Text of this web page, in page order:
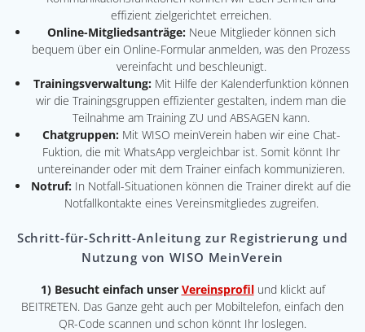
effizient zielgerichtet erreichen.
Online-Mitgliedsanträge:Neue Mitglieder können sich
bequem über ein Online-Formular anmelden, was den Prozess
vereinfacht und beschleunigt.
Trainingsverwaltung: Mit Hilfe der Kalenderfunktion können
wir die Trainingsgruppen effizienter gestalten, indem man die
Teilnahme am Training ZU und ABSAGEN kann.
Chatgruppen:Mit WISO meinVerein haben wir eine Chat-
Fuktion, die mit WhatsApp vergleichbar ist. Somit könnt Ihr
untereinander oder mit dem Trainer einfach kommunizieren.
Notruf: In Notfall-Situationen können die Trainer direkt auf die
Notfallkontakte eines Vereinsmitgliedes zugreifen.
Schritt-für-Schritt-Anleitung zur Registrierung und
Nutzung von WISO MeinVerein
1) Besucht einfach unser Vereinsprofilund klickt auf
BEITRETEN. Das Ganze geht auch per Mobiltelefon, einfach den
QR-Code scannen und schon könnt Ihr loslegen.